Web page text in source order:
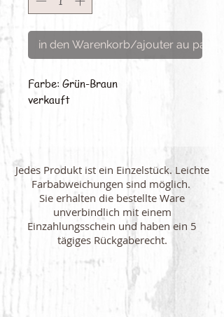
in den Warenkorb/ajouter au panier
Farbe: Grün-Braun
verkauft
Jedes Produkt ist ein Einzelstück. Leichte
Farbabweichungen sind möglich.
Sie erhalten die bestellte Ware
unverbindlich mit einem
Einzahlungsschein und haben ein 5
tägiges Rückgaberecht.